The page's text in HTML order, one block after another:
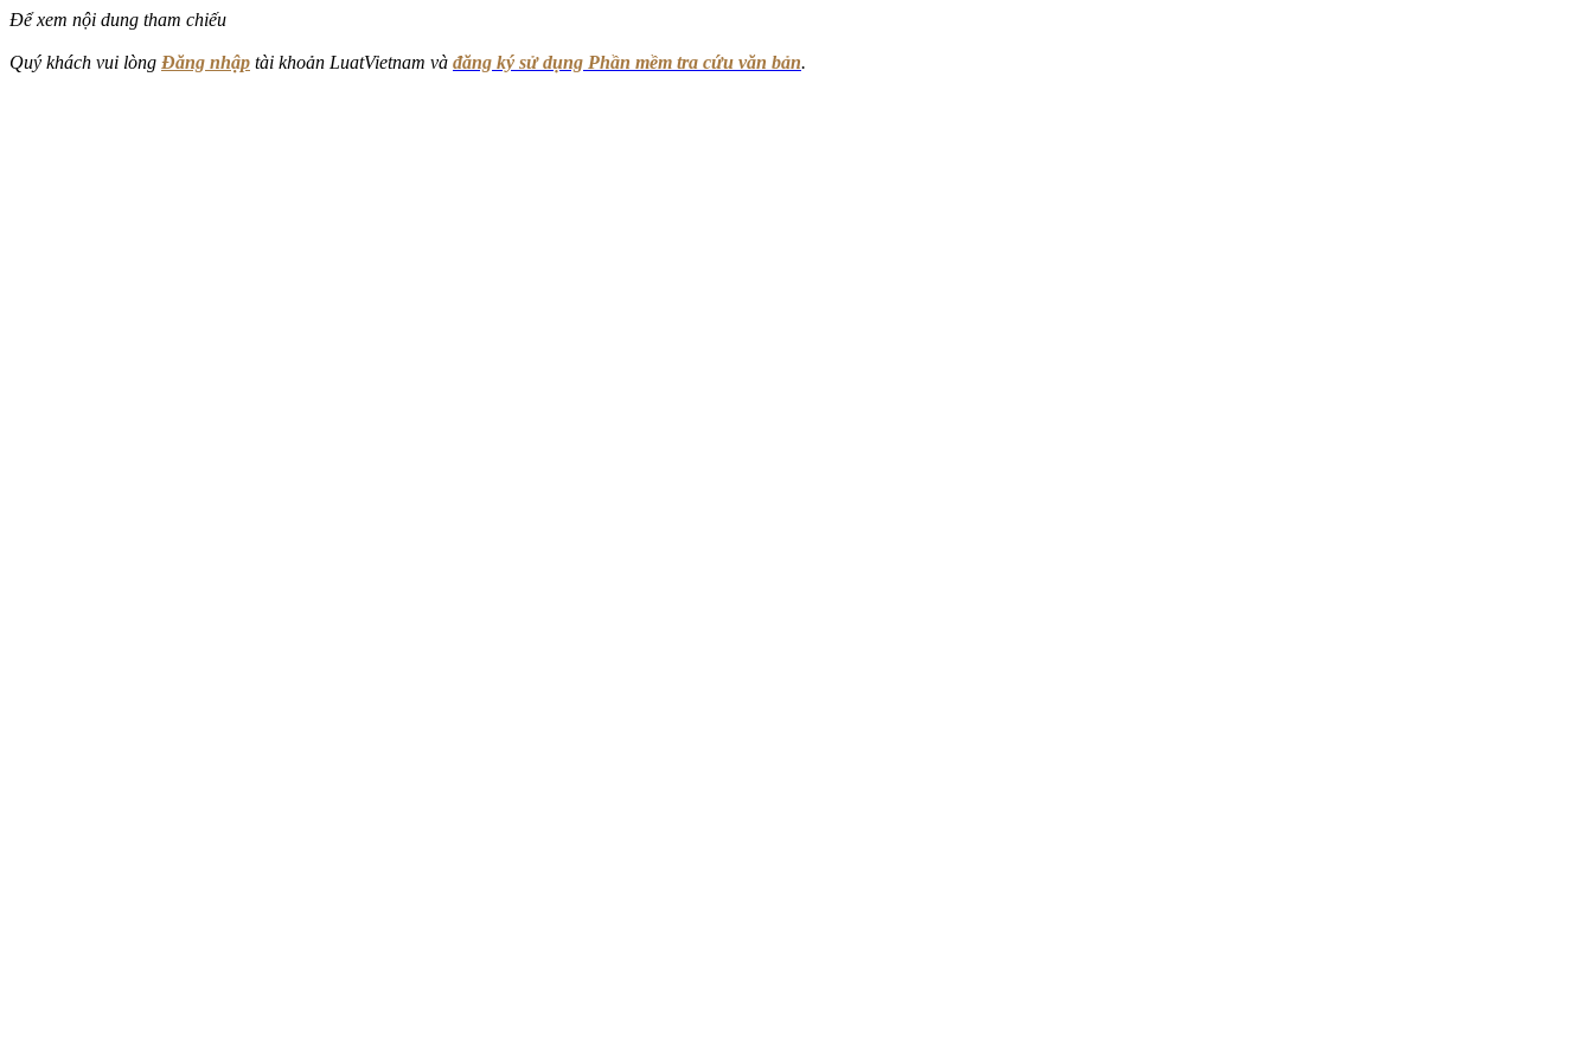
Để xem nội dung tham chiếu
Quý khách vui lòng Đăng nhập tài khoản LuatVietnam và đăng ký sử dụng Phần mềm tra cứu văn bản.